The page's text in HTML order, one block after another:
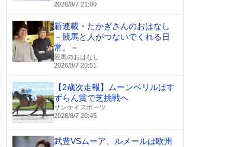
2026/8/7 21:00
新連載・たかぎさんのおはなし
－競馬と人がつないでくれる日
常。－
競馬のおはなし
2026/8/7 20:51
【2歳次走報】ムーンベリルはす
ずらん賞で芝挑戦へ
サンケイスポーツ
2026/8/7 20:45
武豊VSムーア、ルメールは欧州